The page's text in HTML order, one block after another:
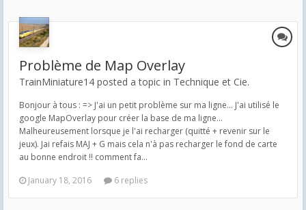
Problème de Map Overlay
TrainMiniature14 posted a topic in Technique et Cie.
Bonjour à tous : => J'ai un petit problème sur ma ligne... J'ai utilisé le
google MapOverlay pour créer la base de ma ligne...
Malheureusement lorsque je l'ai recharger (quitté + revenir sur le
jeux). Jai refais MAJ + G mais cela n'à pas recharger le fond de carte
au bonne endroit !! comment fa...
January 18, 2016
6 replies